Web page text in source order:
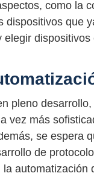
como la
que
pleno
vez más
se espera
de
automatización